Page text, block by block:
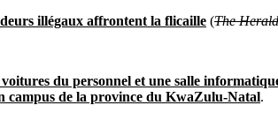
illégaux affrontent la flicaille (The Herald
du personnel et une salle
campus de la province du KwaZulu-Natal.